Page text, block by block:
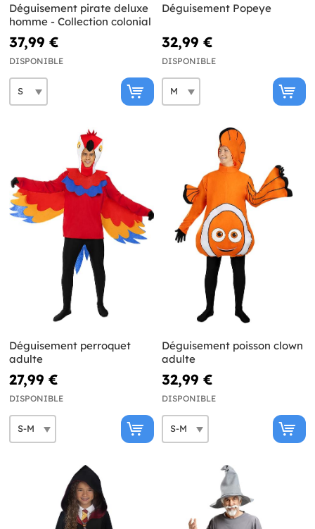
Déguisement pirate deluxe
homme - Collection colonial
37,99 €
DISPONIBLE
Déguisement Popeye
32,99 €
DISPONIBLE
Déguisement perroquet
adulte
27,99 €
DISPONIBLE
Déguisement poisson clown
adulte
32,99 €
DISPONIBLE